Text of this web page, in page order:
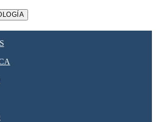
SOLAR
TRANSIENTES SPDS PARA
FOTOVOLTAICAS